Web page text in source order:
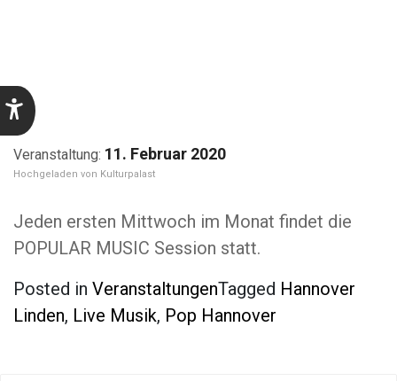
11. Februar 2020
Kulturpalast
Jeden ersten Mittwoch im Monat findet die
POPULAR MUSIC Session statt.
Posted in VeranstaltungenTagged Hannover
Linden, Live Musik, Pop Hannover